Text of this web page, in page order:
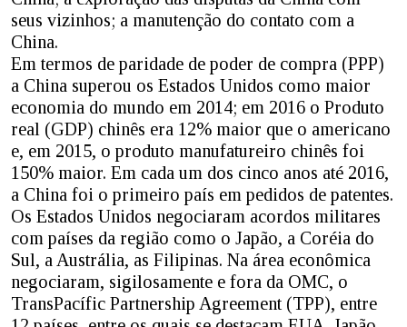
seus vizinhos; a manutenção do contato com a
China.
Em termos de paridade de poder de compra (PPP)
a China superou os Estados Unidos como maior
economia do mundo em 2014; em 2016 o Produto
real (GDP) chinês era 12% maior que o americano
e, em 2015, o produto manufatureiro chinês foi
150% maior. Em cada um dos cinco anos até 2016,
a China foi o primeiro país em pedidos de patentes.
Os Estados Unidos negociaram acordos militares
com países da região como o Japão, a Coréia do
Sul, a Austrália, as Filipinas. Na área econômica
negociaram, sigilosamente e fora da OMC, o
TransPacífic Partnership Agreement (TPP), entre